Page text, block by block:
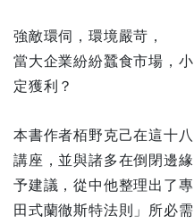
強敵環伺，環境嚴苛，
當大企業紛紛蠶食市場，
定獲利？
本書作者栢野克己在這十
講座，並與諸多在倒閉邊
予建議，從中他整理出了
田式蘭徹斯特法則」所必